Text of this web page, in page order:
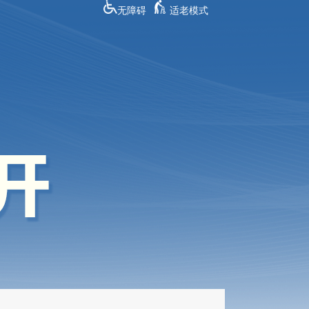
无障碍 适老模式